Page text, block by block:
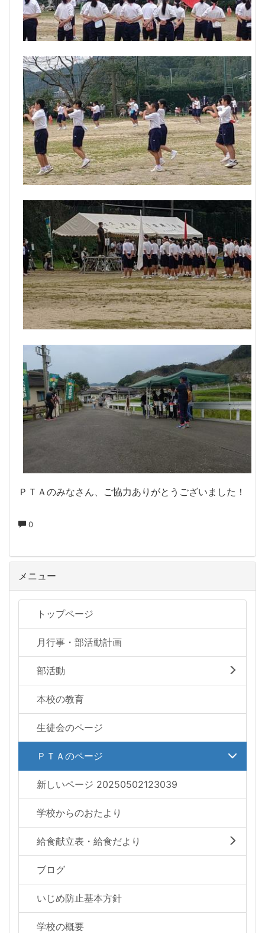
ＰＴＡのみなさん、ご協力ありがとうございました！
0
メニュー
トップページ
月行事・部活動計画
部活動
本校の教育
生徒会のページ
ＰＴＡのページ
新しいページ 20250502123039
学校からのおたより
給食献立表・給食だより
ブログ
いじめ防止基本方針
学校の概要